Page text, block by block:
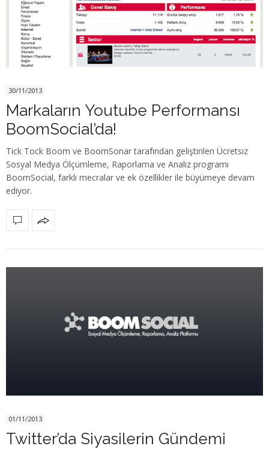
30/11/2013
Markaların Youtube Performansı
BoomSocial’da!
Tick Tock Boom ve BoomSonar tarafından geliştirilen Ücretsiz
Sosyal Medya Ölçümleme, Raporlama ve Analiz programı
BoomSocial, farklı mecralar ve ek özellikler ile büyümeye devam
ediyor.
01/11/2013
Twitter’da Siyasilerin Gündemi